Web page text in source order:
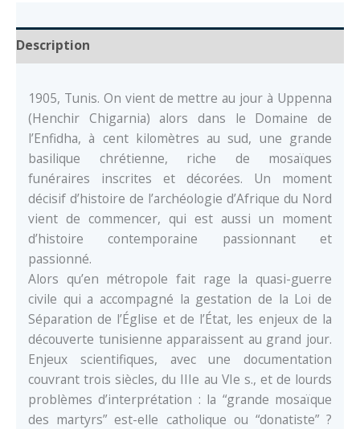
I
Description
1905, Tunis. On vient de mettre au jour à Uppenna
(Henchir Chigarnia) alors dans le Domaine de
l’Enfidha, à cent kilomètres au sud, une grande
basilique chrétienne, riche de mosaïques
funéraires inscrites et décorées. Un moment
décisif d’histoire de l’archéologie d’Afrique du Nord
vient de commencer, qui est aussi un moment
d’histoire contemporaine passionnant et
passionné.
Alors qu’en métropole fait rage la quasi-guerre
civile qui a accompagné la gestation de la Loi de
Séparation de l’Église et de l’État, les enjeux de la
découverte tunisienne apparaissent au grand jour.
Enjeux scientifiques, avec une documentation
couvrant trois siècles, du IIIe au VIe s., et de lourds
problèmes d’interprétation : la “grande mosaïque
des martyrs” est-elle catholique ou “donatiste” ?